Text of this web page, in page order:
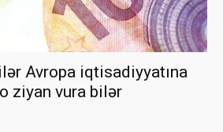
Avropa iqtisadiyyatına
ziyan vura bilər